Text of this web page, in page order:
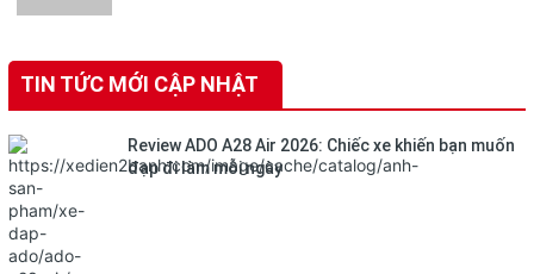
TIN TỨC MỚI CẬP NHẬT
Review ADO A28 Air 2026: Chiếc xe khiến bạn muốn
đạp đi làm mỗi ngày